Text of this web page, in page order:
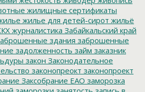
жилищные сертификаты
жилье для детей-сирот жильё
журналистика Забайкальский край
здания заброшенные
задолженность займ заказник
закон Законодательное
законопреокт законопроект
Заксобрание ЕАО заморозка